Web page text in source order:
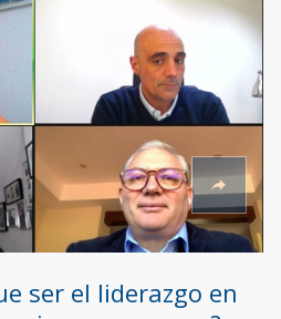
ser el liderazgo en